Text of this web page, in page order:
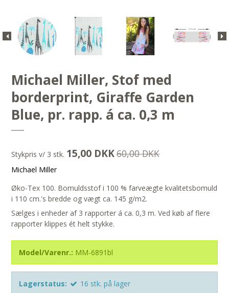
Michael Miller, Stof med
borderprint, Giraffe Garden
Blue, pr. rapp. á ca. 0,3 m
Stykpris v/ 3 stk. 15,00 DKK60,00 DKK
Michael Miller
Øko-Tex 100. Bomuldsstof i 100 % farveægte kvalitetsbomuld
i 110 cm.'s bredde og vægt ca. 145 g/m2.
Sælges i enheder af 3 rapporter á ca. 0,3 m. Ved køb af flere
rapporter klippes ét helt stykke.
Model/Varenr.: MM-6891bl
Lagerstatus: 16 stk. på lager